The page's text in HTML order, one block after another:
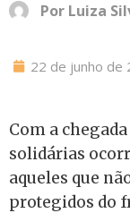
Por Luiza
22 de junho de
Com a
solidárias
aqueles que
protegidos do